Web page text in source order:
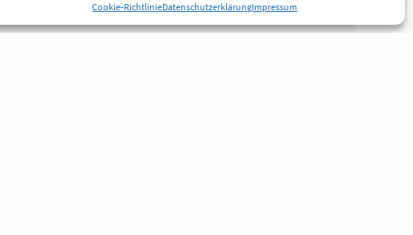
Cookie-RichtlinieDatenschutzerklärungImpressum